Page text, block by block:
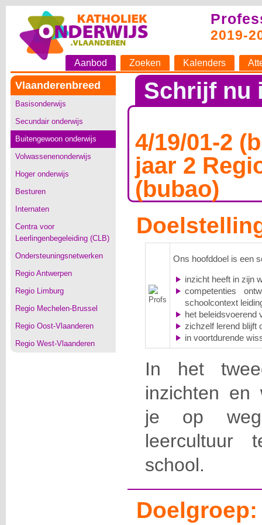
2019-
Aanbod Zoeken Kalenders
Vlaanderenbreed
Basisonderwijs
Secundair onderwijs
Buitengewoon onderwijs
Volwassenenonderwijs
Hoger onderwijs
Besturen
Internaten
Centra voor
Leerlingenbegeleiding (CLB)
Ondersteuningsnetwerken
Regio Antwerpen
Regio Limburg
Regio Mechelen-Brussel
Regio Oost-Vlaanderen
Regio West-Vlaanderen
Schrijf nu
4/19/01-2
jaar 2
(bubao)
Ons hoofddoel is een
inzicht heeft in zijn
competenties
schoolcontext
het beleidsvoerend
zichzelf lerend blijft
in voortdurende
In het
inzichten en
je op
leercultuur
school.
Doelgroep: